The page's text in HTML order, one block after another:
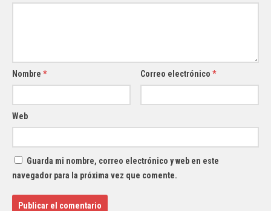
Nombre * Correo electrónico*
Web
Guarda mi nombre, correo electrónico y web en este
navegador para la próxima vez que comente.